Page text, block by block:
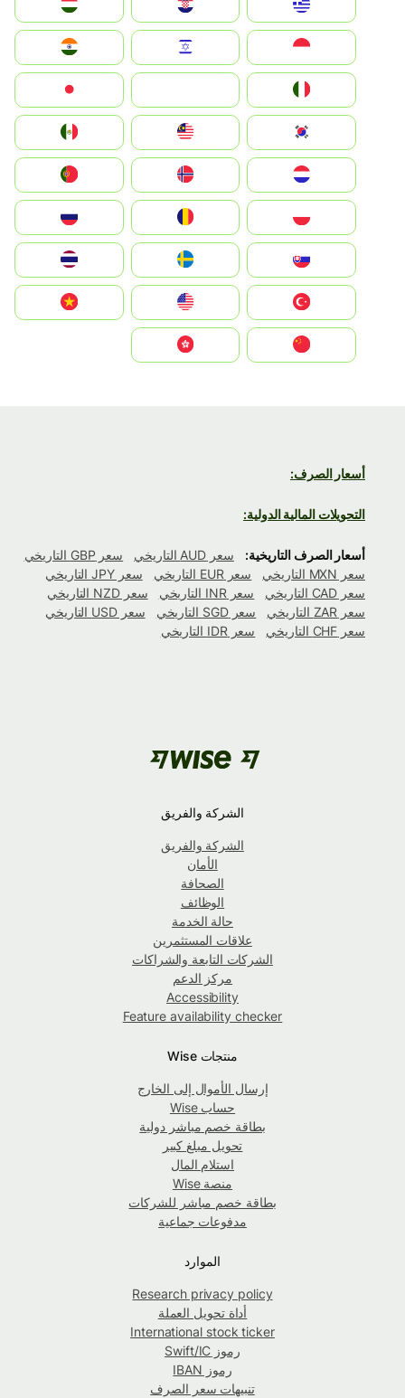
Hrvatska
Magyarország
Indonesia
South Korea
Nederland
Portugal
România
Slovensko
United States
Vietnam
أسعار الصرف:
التحويلات المالية الدولية:
أسعار الصرف التاريخية: سعر AUD التاريخي
سعر GBP التاريخي
سعر MXN التاريخي
سعر EUR التاريخي
سعر JPY التاريخي
سعر CAD التاريخي
سعر INR التاريخي
سعر NZD التاريخي
سعر ZAR التاريخي
سعر SGD التاريخي
سعر USD التاريخي
سعر CHF التاريخي
سعر IDR التاريخي
الشركة والفريق
الشركة والفريق
الأمان
الصحافة
الوظائف
حالة الخدمة
علاقات المستثمرين
الشركات التابعة والشراكات
مركز الدعم
Accessibility
Feature availability checker
منتجات Wise
إرسال الأموال إلى الخارج
حساب Wise
بطاقة خصم مباشر دولية
تحويل مبلغ كبير
استلام المال
منصة Wise
بطاقة خصم مباشر للشركات
مدفوعات جماعية
الموارد
Research privacy policy
أداة تحويل العملة
International stock ticker
رموز Swift/IC
رموز IBAN
تنبيهات سعر الصرف